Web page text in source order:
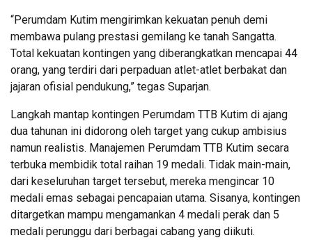
“Perumdam Kutim mengirimkan kekuatan penuh demi
membawa pulang prestasi gemilang ke tanah Sangatta.
Total kekuatan kontingen yang diberangkatkan mencapai 44
orang, yang terdiri dari perpaduan atlet-atlet berbakat dan
jajaran ofisial pendukung,” tegas Suparjan.
Langkah mantap kontingen Perumdam TTB Kutim di ajang
dua tahunan ini didorong oleh target yang cukup ambisius
namun realistis. Manajemen Perumdam TTB Kutim secara
terbuka membidik total raihan 19 medali. Tidak main-main,
dari keseluruhan target tersebut, mereka mengincar 10
medali emas sebagai pencapaian utama. Sisanya, kontingen
ditargetkan mampu mengamankan 4 medali perak dan 5
medali perunggu dari berbagai cabang yang diikuti.